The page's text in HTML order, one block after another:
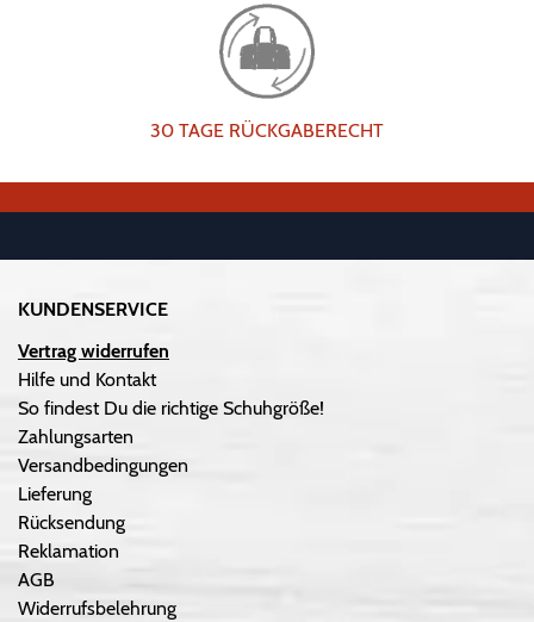
30 TAGE RÜCKGABERECHT
KUNDENSERVICE
Vertrag widerrufen
Hilfe und Kontakt
So findest Du die richtige Schuhgröße!
Zahlungsarten
Versandbedingungen
Lieferung
Rücksendung
Reklamation
AGB
Widerrufsbelehrung